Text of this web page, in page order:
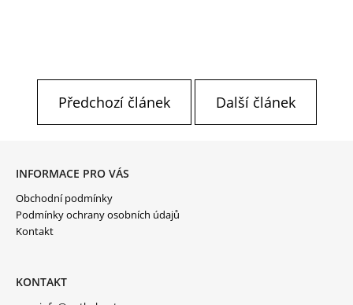
Předchozí článek Další článek
INFORMACE PRO VÁS
Obchodní podmínky
Podmínky ochrany osobních údajů
Kontakt
KONTAKT